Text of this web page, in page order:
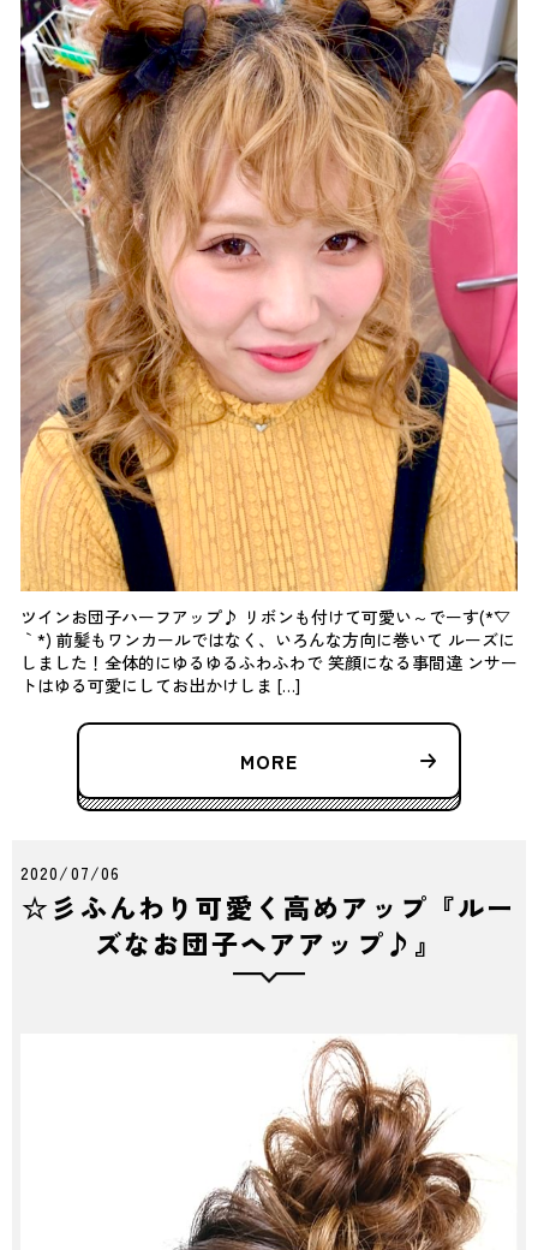
ツインお団子ハーフアップ♪ リボンも付けて可愛い～でーす(*´▽
｀*) 前髪もワンカールではなく、いろんな方向に巻いて ルーズに
しました！全体的にゆるゆるふわふわで 笑顔になる事間違 ンサー
トはゆる可愛にしてお出かけしま […]
MORE
2020/07/06
☆彡ふんわり可愛く高めアップ『ルー
ズなお団子ヘアアップ♪』